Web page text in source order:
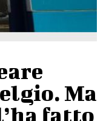
Ma
fatto